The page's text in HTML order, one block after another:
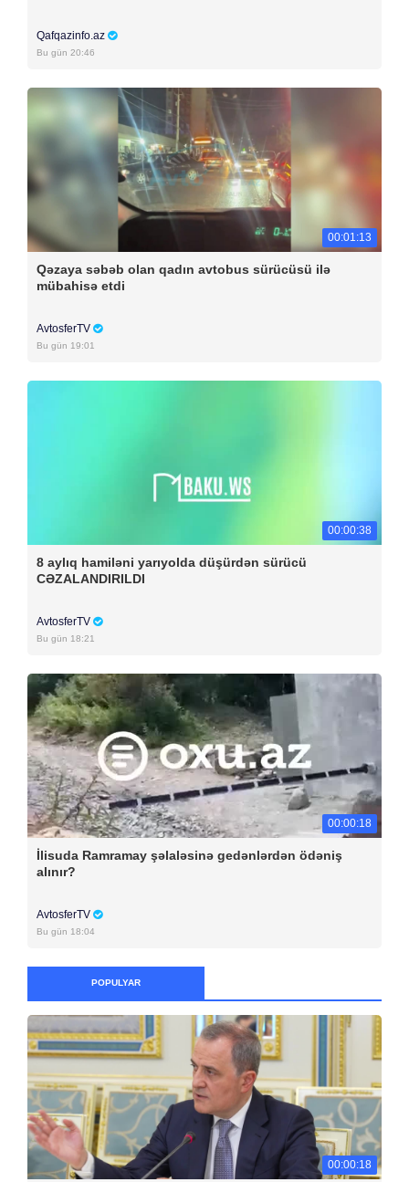
Qafqazinfo.az
Bu gün 20:46
00:01:13
Qəzaya səbəb olan qadın avtobus sürücüsü ilə
mübahisə etdi
AvtosferTV
Bu gün 19:01
00:00:38
8 aylıq hamiləni yarıyolda düşürdən sürücü
CƏZALANDIRILDI
AvtosferTV
Bu gün 18:21
00:00:18
İlisuda Ramramay şəlaləsinə gedənlərdən ödəniş
alınır?
AvtosferTV
Bu gün 18:04
POPULYAR
00:00:18